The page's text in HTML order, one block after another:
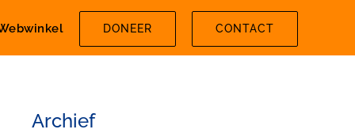
DONEER CONTACT
Archief